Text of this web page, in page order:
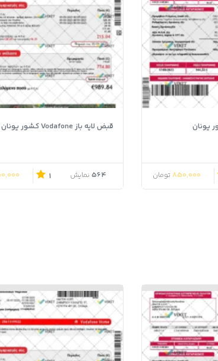
850,000 تومان
قبض لایه باز Vodafone کشور یونان
564 نمایش 1